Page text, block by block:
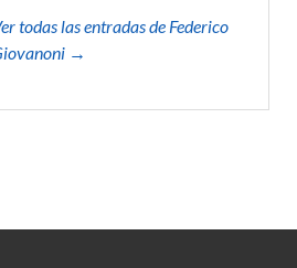
todas las entradas de Federico
→